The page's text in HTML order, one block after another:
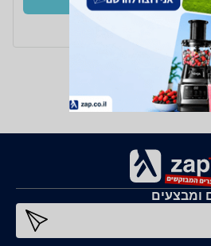
ב- Zap
ומבצעים